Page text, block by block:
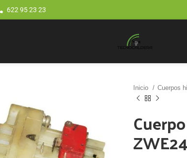
622 95 23 23
Inicio Cuerpos
ZWE24